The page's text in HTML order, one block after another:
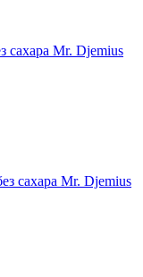
Mr. Djemius
сахара Mr. Djemius